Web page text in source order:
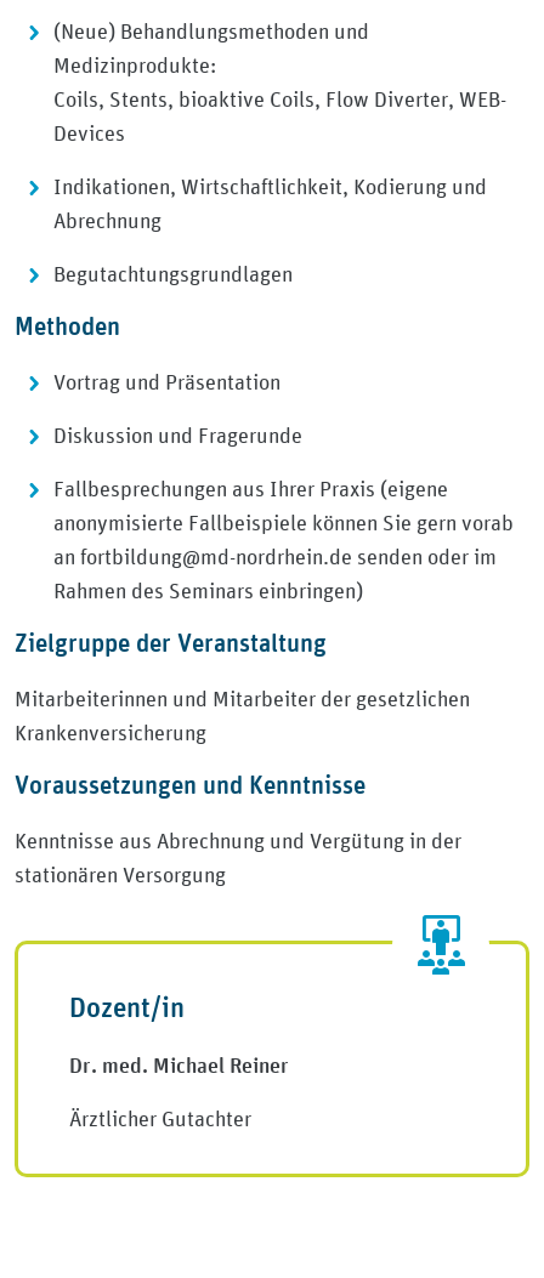
(Neue) Behandlungsmethoden und
Medizinprodukte:
Coils, Stents, bioaktive Coils, Flow Diverter, WEB-
Devices
Indikationen, Wirtschaftlichkeit, Kodierung und
Abrechnung
Begutachtungsgrundlagen
Methoden
Vortrag und Präsentation
Diskussion und Fragerunde
Fallbesprechungen aus Ihrer Praxis (eigene
anonymisierte Fallbeispiele können Sie gern vorab
an fortbildung@md-nordrhein.de senden oder im
Rahmen des Seminars einbringen)
Zielgruppe der Veranstaltung
Mitarbeiterinnen und Mitarbeiter der gesetzlichen
Krankenversicherung
Voraussetzungen und Kenntnisse
Kenntnisse aus Abrechnung und Vergütung in der
stationären Versorgung
Dozent/in
Dr. med. Michael Reiner
Ärztlicher Gutachter